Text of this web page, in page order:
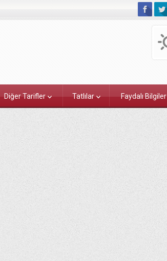
Diğer Tarifler Tatlılar Faydalı Bilgiler